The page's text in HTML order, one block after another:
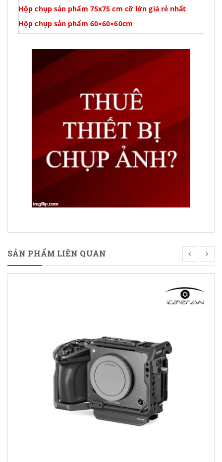
Hộp chụp sản phẩm 75x75 cm cỡ lớn giá rẻ nhất
Hộp chụp sản phẩm 60×60×60cm
SẢN PHẨM LIÊN QUAN